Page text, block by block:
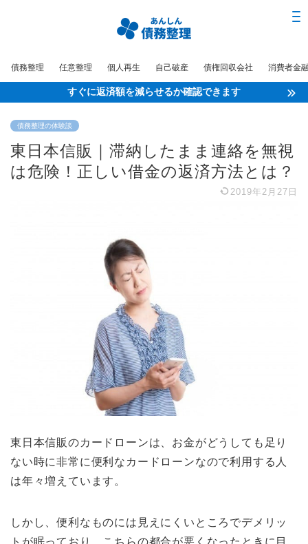
債務整理 任意整理 個人再生 自己破産 債権回収会社 消費者金
すぐに返済額を減らせるか確認できます
債務整理の体験談
東日本信販｜滞納したまま連絡を無視
は危険！正しい借金の返済方法とは？
2019年2月27日
東日本信販のカードローンは、お金がどうしても足り
ない時に非常に便利なカードローンなので利用する人
は年々増えています。
しかし、便利なものには見えにくいところでデメリッ
トが眠っており、こちらの都合が悪くなったときに目